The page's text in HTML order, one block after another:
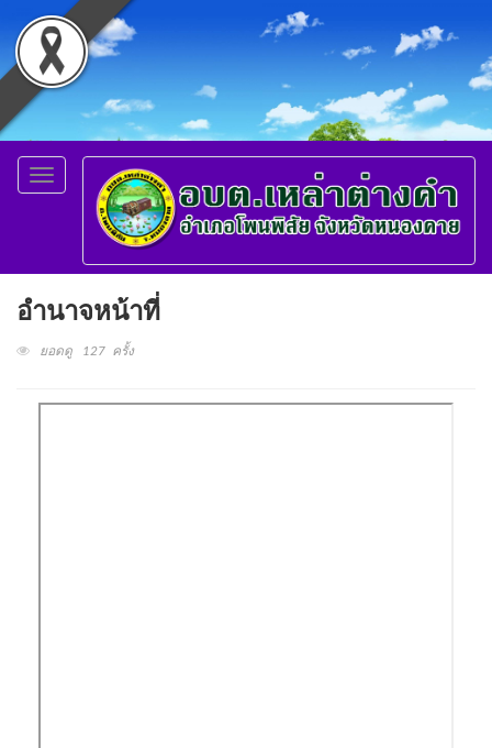
Toggle
navigation
อำนาจหน้าที่
ยอดดู 127 ครั้ง